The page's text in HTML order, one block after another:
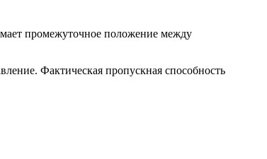
промежуточное положение между
Фактическая пропускная способность